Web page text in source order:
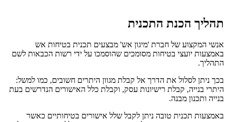
תהליך הכנת התכנית
אנשי המקצוע של חברת 'מיגון אש' מבצעים תכנית בטיחות אש
באמצעות יועצי בטיחות מסומכים שהוסמכו על ידי רשות הכבאות לשם
התהליך.
בכך ניתן לסלול את הדרך אל קבלת מגוון היתרים חשובים, כמו למשל:
היתרי בנייה, קבלת רישיונות עסק, וקבלת כלל האישורים הנדרשים בעת
בנייה ותכנון מבנה.
באמצעות תכנית טובה ניתן לקבל שלל אישורים בטיחותיים כאשר